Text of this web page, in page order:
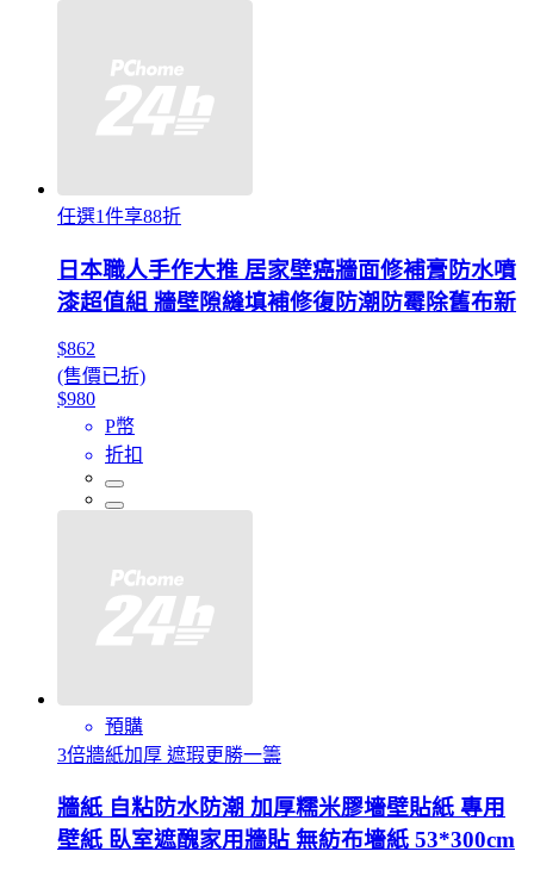
任選1件享88折
日本職人手作大推 居家壁癌牆面修補膏防水噴
漆超值組 牆壁隙縫填補修復防潮防霉除舊布新
$862
(售價已折)
$980
P幣
折扣
預購
3倍牆紙加厚 遮瑕更勝一籌
牆紙 自粘防水防潮 加厚糯米膠墻壁貼紙 專用
壁紙 臥室遮醜家用牆貼 無紡布墻紙 53*300cm